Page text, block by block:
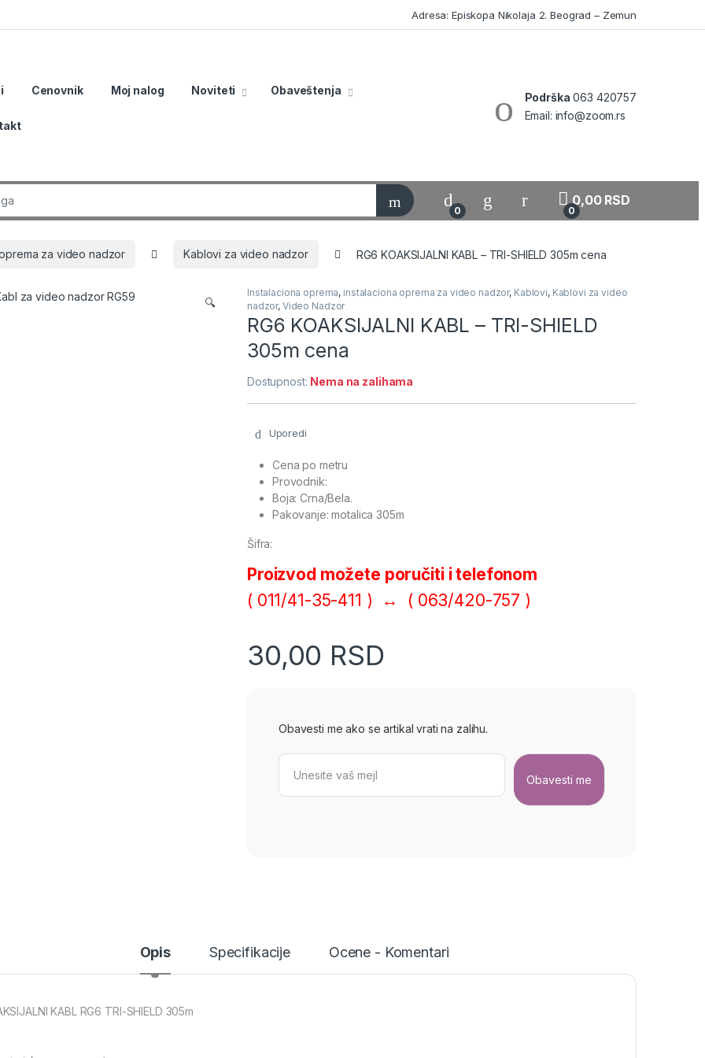
Adresa: Episkopa Nikolaja 2. Beograd – Zemun
Cenovnik Moj nalog Noviteti Obaveštenja
Podrška 063 420757
Email: info@zoom.rs
0
My Account
0
0,00RSD
za video nadzor Kablovi za video nadzor RG6 KOAKSIJALNI KABL – TRI-SHIELD 305m cena
🔍
Instalaciona oprema, instalaciona oprema za video nadzor, Kablovi, Kablovi za video
nadzor, Video Nadzor
RG6 KOAKSIJALNI KABL – TRI-SHIELD
305m cena
Dostupnost: Nema na zalihama
Uporedi
Cena po metru
Provodnik:
Boja: Crna/Bela.
Pakovanje: motalica 305m
Šifra:
Proizvod možete poručiti i telefonom
( 011/41-35-411 ) ↔ ( 063/420-757 )
30,00 RSD
Obavesti me ako se artikal vrati na zalihu.
Opis Specifikacije Ocene - Komentari
KABL RG6 TRI-SHIELD 305m